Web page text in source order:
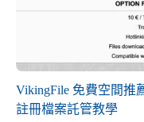
VikingFile 免費空間推
註冊檔案託管教學